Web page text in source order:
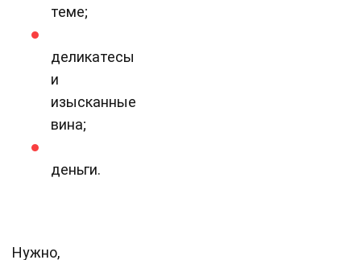
теме;
деликатесы
и
изысканные
вина;
деньги.
Нужно,